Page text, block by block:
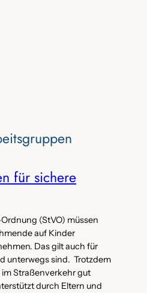
für sichere
(StVO) müssen
auf Kinder
Das gilt auch für
unterwegs sind. Trotzdem
Straßenverkehr gut
durch Eltern und